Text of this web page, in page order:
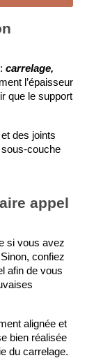
carrelage,
l’épaisseur
que le support
des joints
couche
appel
si vous avez
confiez
afin de vous
alignée et
bien réalisée
du carrelage.